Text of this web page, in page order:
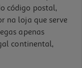
código postal,
na loja que serve
apenas
continental,